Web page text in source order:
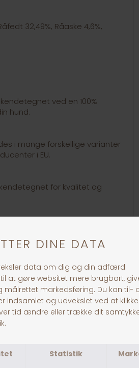
32,49%, Råaske 4,6%,
ved en 100%
hund.
i mange forskellige varianter
i EU.
for kvalitet og